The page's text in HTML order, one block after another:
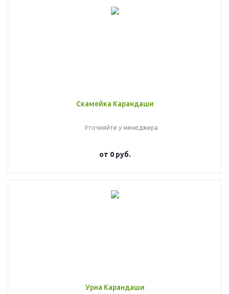
Скамейка Карандаши
Уточняйте у менеджера
от 0 руб.
Урна Карандаши